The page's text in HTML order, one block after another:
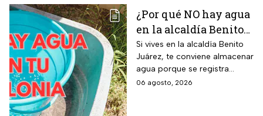
¿Por qué NO hay agua
en la alcaldía Benito
Juárez? Lista de
colonias afectadas
hasta el viernes
Si vives en la alcaldía Benito
Juárez, te conviene almacenar
agua porque se registra
suspensión del suministro por
06 agosto, 2026